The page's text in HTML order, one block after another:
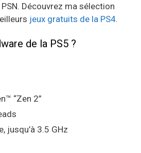
Découvrez ma sélection
jeux gratuits de la PS4.
de la PS5 ?
“Zen 2”
jusqu’à 3.5 GHz